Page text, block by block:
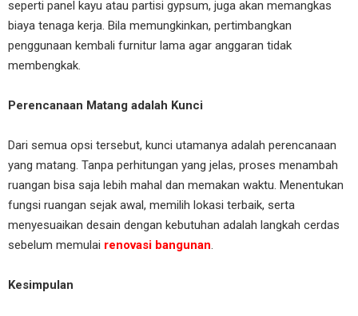
seperti panel kayu atau partisi gypsum, juga akan memangkas
biaya tenaga kerja. Bila memungkinkan, pertimbangkan
penggunaan kembali furnitur lama agar anggaran tidak
membengkak.
Perencanaan Matang adalah Kunci
Dari semua opsi tersebut, kunci utamanya adalah perencanaan
yang matang. Tanpa perhitungan yang jelas, proses menambah
ruangan bisa saja lebih mahal dan memakan waktu. Menentukan
fungsi ruangan sejak awal, memilih lokasi terbaik, serta
menyesuaikan desain dengan kebutuhan adalah langkah cerdas
sebelum memulai renovasi bangunan.
Kesimpulan